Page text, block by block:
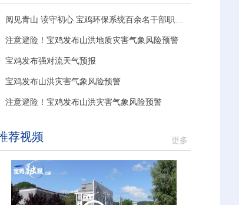
阅见青山 读守初心 宝鸡环保系统百余名干部职工共享阅读盛宴
注意避险！宝鸡发布山洪地质灾害气象风险预警
宝鸡发布强对流天气预报
宝鸡发布山洪灾害气象风险预警
注意避险！宝鸡发布山洪灾害气象风险预警
荐视频 更多